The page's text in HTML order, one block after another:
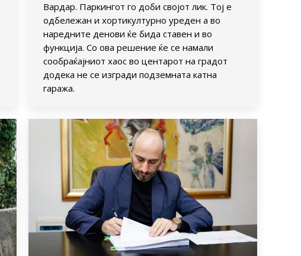
Вардар. Паркингот го доби својот лик. Тој е
одбележан и хортикултурно уреден а во
наредните денови ќе бида ставен и во
функција. Со ова решение ќе се намали
сообраќајниот хаос во центарот на градот
додека не се изгради подземната катна
гаража.